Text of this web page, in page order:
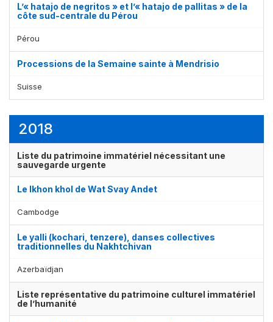
L’« hatajo de negritos » et l’« hatajo de pallitas » de la
côte sud-centrale du Pérou
Pérou
Processions de la Semaine sainte à Mendrisio
Suisse
2018
Liste du patrimoine immatériel nécessitant une
sauvegarde urgente
Le lkhon khol de Wat Svay Andet
Cambodge
Le yalli (kochari, tenzere), danses collectives
traditionnelles du Nakhtchivan
Azerbaïdjan
Liste représentative du patrimoine culturel immatériel
de l’humanité